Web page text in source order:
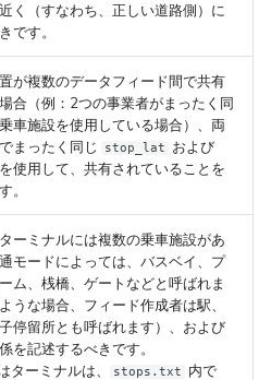
く（すなわち、正しい道路側）に
です。
が複数のデータフィード間で共有
合（例：2つの事業者がまったく同
車施設を使用している場合）、両
まったく同じ
stop_lat および
を使用して、共有されていることを
。
ーミナルには複数の乗車施設があ
モードによっては、バスベイ、プ
ム、桟橋、ゲートなどと呼ばれま
うな場合、フィード作成者は駅、
停留所とも呼ばれます）、および
を記述するべきです。
ターミナルは、
stops.txt 内で